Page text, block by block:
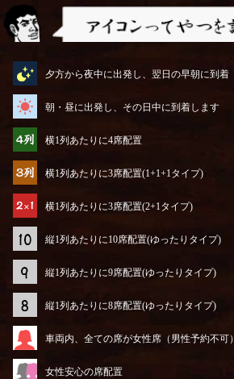
夕方から夜中に出発し、翌日の早朝に到着
朝・昼に出発し、その日中に到着します
横1列あたりに4席配置
横1列あたりに3席配置(1+1+1タイプ)
横1列あたりに3席配置(2+1タイプ)
縦1列あたりに10席配置(ゆったりタイプ)
縦1列あたりに9席配置(ゆったりタイプ)
縦1列あたりに8席配置(ゆったりタイプ)
車両内、全ての席が女性席（男性予約不可）
女性安心の席配置